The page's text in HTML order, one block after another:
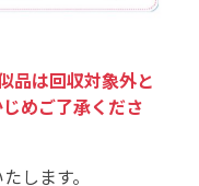
品は回収対象外と
めご了承くださ
します。